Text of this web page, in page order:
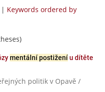
| Keywords ordered by
mentální postiženíu dítěte
politik v Opavě /